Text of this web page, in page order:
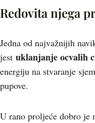
Redovita njega
Jedna od najvažnijih
jest uklanjanje ocvalih
energiju na stvaranje
pupove.
U rano proljeće dobro je